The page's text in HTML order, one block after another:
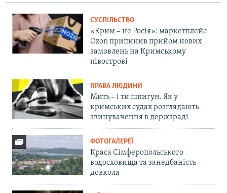
СУСПІЛЬСТВО
«Крим – не Росія»: маркетплейс
Ozon припинив прийом нових
замовлень на Кримському
півострові
ПРАВА ЛЮДИНИ
Мить – і ти шпигун. Як у
кримських судах розглядають
звинувачення в держзраді
ФОТОГАЛЕРЕЇ
Краса Сімферопольського
водосховища та занедбаність
довкола